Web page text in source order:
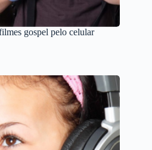
gospel pelo celular